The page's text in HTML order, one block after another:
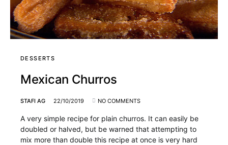
DESSERTS
Mexican Churros
STAFI AG 22/10/2019 NO COMMENTS
A very simple recipe for plain churros. It can easily be
doubled or halved, but be warned that attempting to
mix more than double this recipe at once is very hard